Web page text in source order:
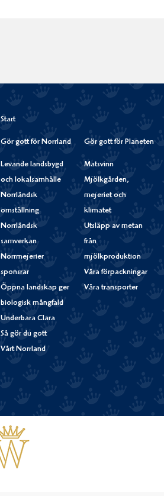
Start
Gör gott för Norrland
Levande landsbygd
och lokalsamhälle
Norrländsk
omställning
Norrländsk
samverkan
Norrmejerier
sponsrar
Öppna landskap ger
biologisk mångfald
Underbara Clara
Så gör du gott
Vårt Norrland
Gör gott för Planeten
Matsvinn
Mjölkgården,
mejeriet och
klimatet
Utsläpp av metan
från
mjölkproduktion
Våra förpackningar
Våra transporter